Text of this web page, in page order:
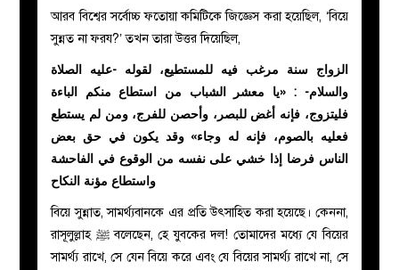
আরব বিশ্বের সর্বোচ্চ ফতোয়া কমিটিকে জিজ্ঞেস করা হয়েছিল, ‘বিয়ে
সুন্নত না ফরয?’ তখন তারা উত্তর দিয়েছিল,
الزواج سنة مرغب فيه للمستطيع، لقوله -عليه الصلاة
والسلام- : «يا معشر الشباب من استطاع منكم الباءة
فليتزوج، فإنه أغض للبصر، وأحصن للفرج، ومن لم يستطع
فعليه بالصوم، فإنه له وجاء» وقد يكون في حق بعض
الناس فرضا إذا خشي على نفسه من الوقوع في الفاحشة
واستطاع مؤنة النكاح
বিয়ে সুন্নাত, সামর্থ্যবানকে এর প্রতি উৎসাহিত করা হয়েছে। কেননা,
রাসূলুল্লাহ ﷺবলেছেন, হে যুবকের দল! তোমাদের মধ্যে যে বিয়ের
সামর্থ্য রাখে, সে যেন বিয়ে করে এবং যে বিয়ের সামর্থ্য রাখে না, সে